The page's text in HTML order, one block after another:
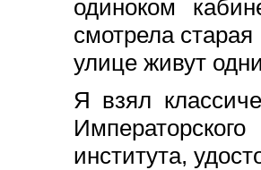
одиноком
смотрела
улице живут
Я взял
института,